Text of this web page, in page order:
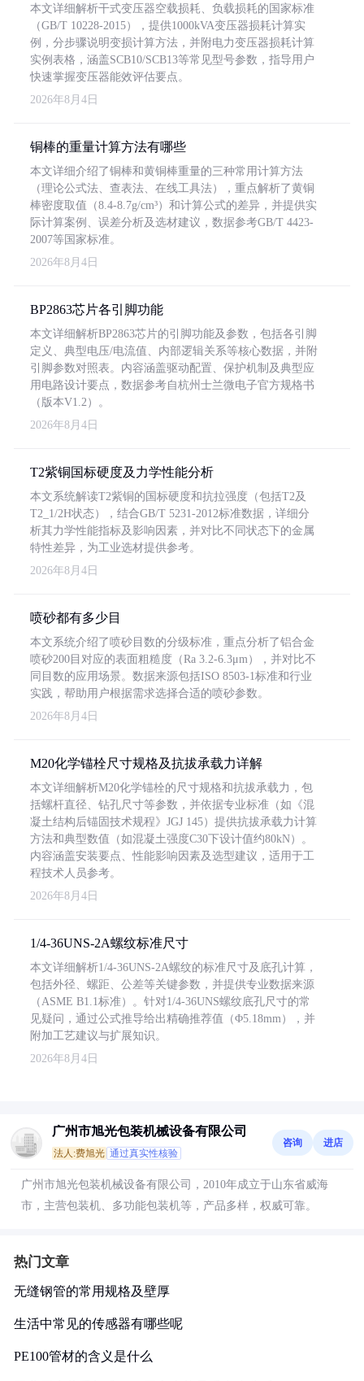
本文详细解析干式变压器空载损耗、负载损耗的国家标准
（GB/T 10228-2015），提供1000kVA变压器损耗计算实
例，分步骤说明变损计算方法，并附电力变压器损耗计算
实例表格，涵盖SCB10/SCB13等常见型号参数，指导用户
快速掌握变压器能效评估要点。
2026年8月4日
铜棒的重量计算方法有哪些
本文详细介绍了铜棒和黄铜棒重量的三种常用计算方法
（理论公式法、查表法、在线工具法），重点解析了黄铜
棒密度取值（8.4-8.7g/cm³）和计算公式的差异，并提供实
际计算案例、误差分析及选材建议，数据参考GB/T 4423-
2007等国家标准。
2026年8月4日
BP2863芯片各引脚功能
本文详细解析BP2863芯片的引脚功能及参数，包括各引脚
定义、典型电压/电流值、内部逻辑关系等核心数据，并附
引脚参数对照表。内容涵盖驱动配置、保护机制及典型应
用电路设计要点，数据参考自杭州士兰微电子官方规格书
（版本V1.2）。
2026年8月4日
T2紫铜国标硬度及力学性能分析
本文系统解读T2紫铜的国标硬度和抗拉强度（包括T2及
T2_1/2H状态），结合GB/T 5231-2012标准数据，详细分
析其力学性能指标及影响因素，并对比不同状态下的金属
特性差异，为工业选材提供参考。
2026年8月4日
喷砂都有多少目
本文系统介绍了喷砂目数的分级标准，重点分析了铝合金
喷砂200目对应的表面粗糙度（Ra 3.2-6.3μm），并对比不
同目数的应用场景。数据来源包括ISO 8503-1标准和行业
实践，帮助用户根据需求选择合适的喷砂参数。
2026年8月4日
M20化学锚栓尺寸规格及抗拔承载力详解
本文详细解析M20化学锚栓的尺寸规格和抗拔承载力，包
括螺杆直径、钻孔尺寸等参数，并依据专业标准（如《混
凝土结构后锚固技术规程》JGJ 145）提供抗拔承载力计算
方法和典型数值（如混凝土强度C30下设计值约80kN）。
内容涵盖安装要点、性能影响因素及选型建议，适用于工
程技术人员参考。
2026年8月4日
1/4-36UNS-2A螺纹标准尺寸
本文详细解析1/4-36UNS-2A螺纹的标准尺寸及底孔计算，
包括外径、螺距、公差等关键参数，并提供专业数据来源
（ASME B1.1标准）。针对1/4-36UNS螺纹底孔尺寸的常
见疑问，通过公式推导给出精确推荐值（Φ5.18mm），并
附加工艺建议与扩展知识。
2026年8月4日
广州市旭光包装机械设备有限公司
法人:费旭光 通过真实性核验
咨询 进店
广州市旭光包装机械设备有限公司，2010年成立于山东省威海
市，主营包装机、多功能包装机等，产品多样，权威可靠。
热门文章
无缝钢管的常用规格及壁厚
生活中常见的传感器有哪些呢
PE100管材的含义是什么